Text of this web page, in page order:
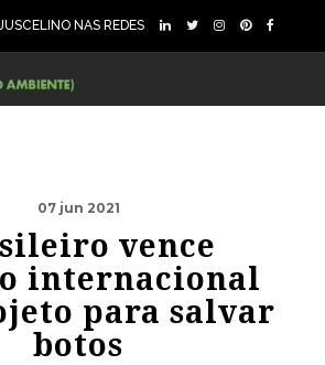
NAS REDES
07 jun 2021
vence
internacional
para salvar
botos